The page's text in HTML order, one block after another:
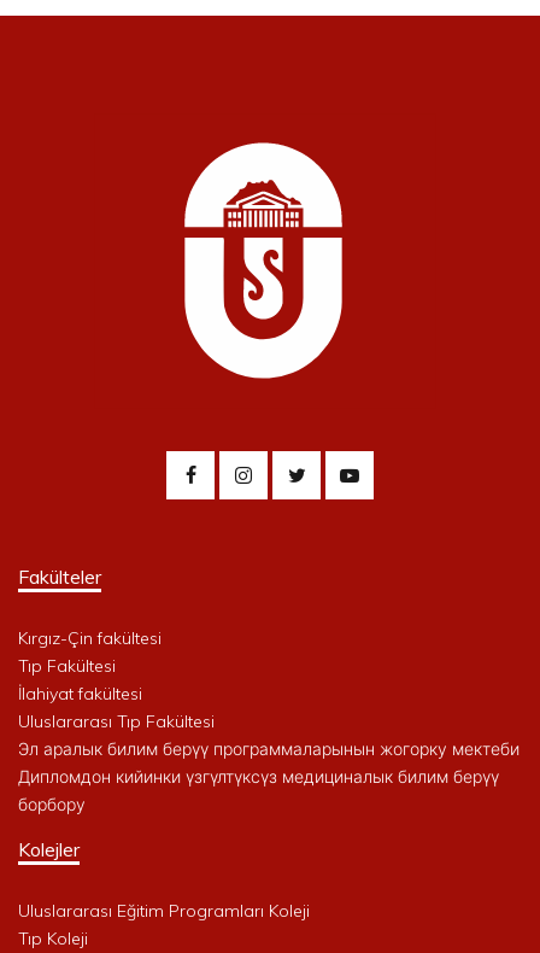
Fakülteler
Kırgız-Çin fakültesi
Tıp Fakültesi
İlahiyat fakültesi
Uluslararası Tıp Fakültesi
Эл аралык билим берүү программаларынын жогорку мектеби
Дипломдон кийинки үзгүлтүксүз медициналык билим берүү
борбору
Kolejler
Uluslararası Eğitim Programları Koleji
Tıp Koleji